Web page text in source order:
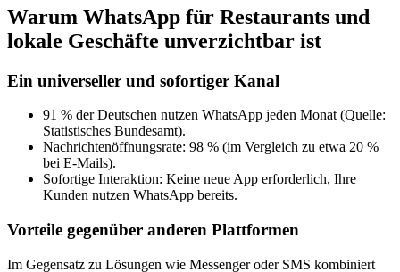
Warum WhatsApp für Restaurants und
lokale Geschäfte unverzichtbar ist
Ein universeller und sofortiger Kanal
91 % der Deutschen nutzen WhatsApp jeden Monat (Quelle:
Statistisches Bundesamt).
Nachrichtenöffnungsrate: 98 % (im Vergleich zu etwa 20 %
bei E-Mails).
Sofortige Interaktion: Keine neue App erforderlich, Ihre
Kunden nutzen WhatsApp bereits.
Vorteile gegenüber anderen Plattformen
Im Gegensatz zu Lösungen wie Messenger oder SMS kombiniert